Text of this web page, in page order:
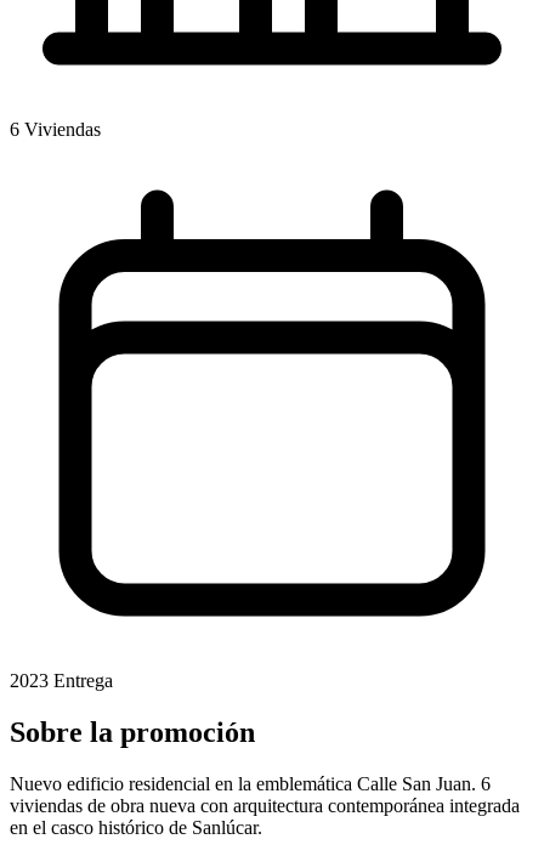
6 Viviendas
2023 Entrega
Sobre la promoción
Nuevo edificio residencial en la emblemática Calle San Juan. 6
viviendas de obra nueva con arquitectura contemporánea integrada
en el casco histórico de Sanlúcar.